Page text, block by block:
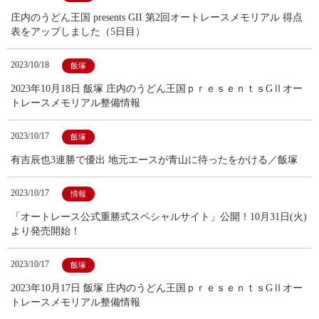
庄内のうどん王国 presents GII 第2回オートレースメモリアル 得点
表をアップしました（5日目）
2023/10/18 飯塚
2023年10月18日 飯塚 庄内のうどん王国ｐｒｅｓｅｎｔｓGⅡオー
トレースメモリアル整備情報
2023/10/17 飯塚
有吉辰也3連勝で優出 地元エースが青山に待ったをかける／飯塚
2023/10/17 情報
「オートレース公式重勝式スペシャルサイト」公開！10月31日(火)
より発売開始！
2023/10/17 飯塚
2023年10月17日 飯塚 庄内のうどん王国ｐｒｅｓｅｎｔｓGⅡオー
トレースメモリアル整備情報